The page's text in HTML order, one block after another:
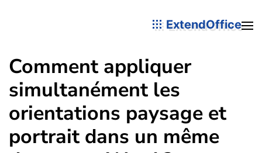
ExtendOffice
Comment appliquer
simultanément les
orientations paysage et
portrait dans un même